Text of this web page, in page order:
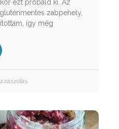
ezt próbáld ki. Az
zabpehely,
így még